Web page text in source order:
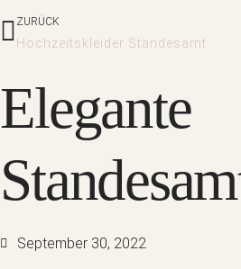
Zurück
ZURÜCK
Hochzeitskleider Standesamt
Elegante
September 30, 2022